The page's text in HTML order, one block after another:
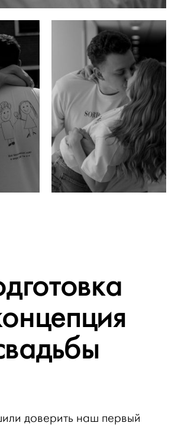
доверить наш первый